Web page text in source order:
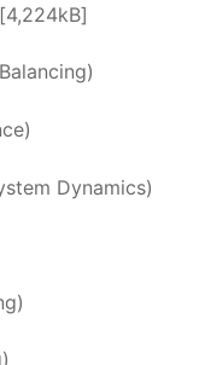
[4,224kB]
Dynamics)